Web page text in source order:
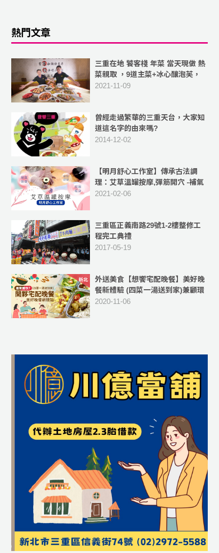
熱門文章
三重在地 饕客棧 年菜 當天現做 熱
菜親取 ，9道主菜+冰心釀泡芙，
10人份菜色 豐富美味
2021-11-09
曾經走過繁華的三重天台，大家知
道這名字的由來嗎?
2014-12-02
【明月舒心工作室】傳承古法調
理：艾草溫罐按摩,彈筋開穴 -補氣
血,祛除體內濕氣
2021-02-06
三重區正義南路29號1-2樓整修工
程完工典禮
2017-05-19
外送美食【想饗宅配晚餐】美好晚
餐新體驗 (四菜一湯送到家)兼顧環
保、衛生與便利 -[外送新北市蘆洲
2020-11-06